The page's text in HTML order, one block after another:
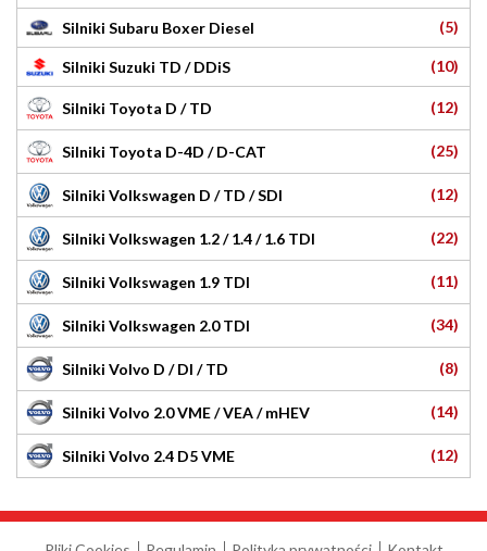
Silniki Subaru Boxer Diesel (5)
Silniki Suzuki TD / DDiS (10)
Silniki Toyota D / TD (12)
Silniki Toyota D-4D / D-CAT (25)
Silniki Volkswagen D / TD / SDI (12)
Silniki Volkswagen 1.2 / 1.4 / 1.6 TDI (22)
Silniki Volkswagen 1.9 TDI (11)
Silniki Volkswagen 2.0 TDI (34)
Silniki Volvo D / DI / TD (8)
Silniki Volvo 2.0 VME / VEA / mHEV (14)
Silniki Volvo 2.4 D5 VME (12)